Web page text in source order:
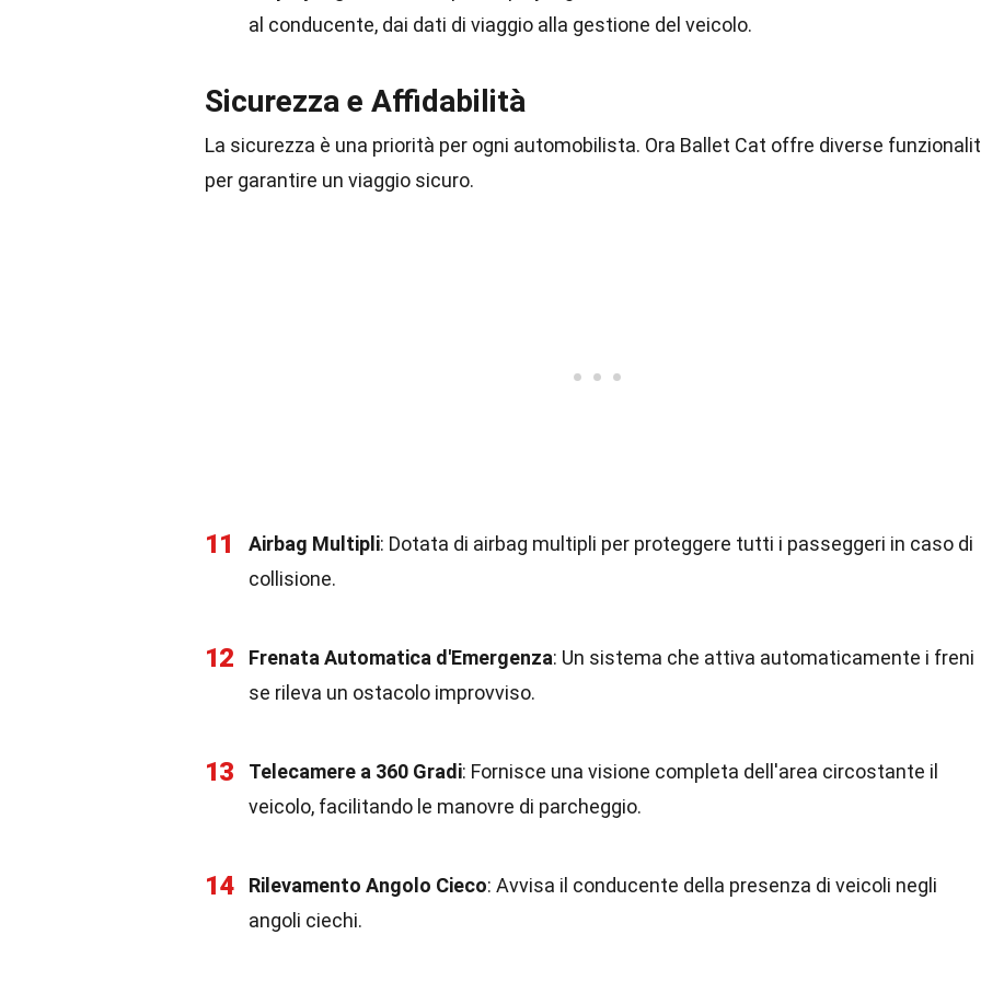
al conducente, dai dati di viaggio alla gestione del veicolo.
Sicurezza e Affidabilità
La sicurezza è una priorità per ogni automobilista. Ora Ballet Cat offre diverse
per garantire un viaggio sicuro.
11 Airbag Multipli: Dotata di airbag multipli per proteggere tutti i passeggeri in caso di
collisione.
12 Frenata Automatica d'Emergenza: Un sistema che attiva automaticamente i freni
se rileva un ostacolo improvviso.
13 Telecamere a 360 Gradi: Fornisce una visione completa dell'area circostante il
veicolo, facilitando le manovre di parcheggio.
14 Rilevamento Angolo Cieco: Avvisa il conducente della presenza di veicoli negli
angoli ciechi.